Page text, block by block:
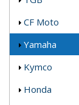
CF Moto
Yamaha
Kymco
Honda